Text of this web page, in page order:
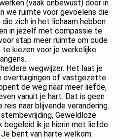
(vaak onbewust) door in
we ruimte voor gevoelens die
zich in het lichaam hebben
in jezelf met compassie te
stap meer ruimte om oude
kiezen voor je werkelijke
wegwijzer. Het laat je
overtuigingen of vastgezette
de weg naar meer liefde,
vanuit je hart. Dat is geen
naar blijvende verandering.
Geweldloze
begeleid ik je hierin met liefde
bent van harte welkom.